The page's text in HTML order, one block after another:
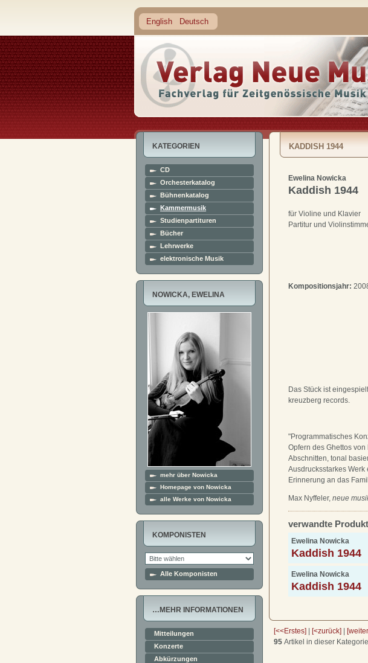
English Deutsch
KATEGORIEN
CD
Orchesterkatalog
Bühnenkatalog
Kammermusik
Studienpartituren
Bücher
Lehrwerke
elektronische Musik
NOWICKA, EWELINA
mehr über Nowicka
Homepage von Nowicka
alle Werke von Nowicka
KOMPONISTEN
Alle Komponisten
…MEHR INFORMATIONEN
Mitteilungen
Konzerte
Abkürzungen
KADDISH 1944
Ewelina Nowicka
Kaddish 1944
für Violine und Klavier
Partitur und
Kompositionsjahr:
Das Stück ist
kreuzberg records.
"Programmatisches
Opfern des Ghettos
Abschnitten, tonal
Ausdrucksstarkes
Erinnerung an das
Max Nyffeler, neue
verwandte
Ewelina Nowicka
Kaddish 1944
Ewelina Nowicka
Kaddish 1944
[<<Erstes] | [<zurück] |
95 Artikel in dieser Kategorie